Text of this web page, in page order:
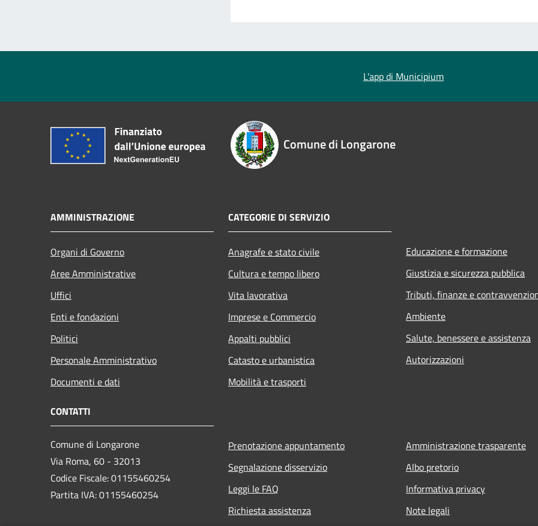
L'app di Municipium
Comune di Longarone
AMMINISTRAZIONE
Organi di Governo
Aree Amministrative
Uffici
Enti e fondazioni
Politici
Personale Amministrativo
Documenti e dati
CATEGORIE DI SERVIZIO
Anagrafe e stato civile
Cultura e tempo libero
Vita lavorativa
Imprese e Commercio
Appalti pubblici
Catasto e urbanistica
Mobilità e trasporti
Educazione e formazione
Giustizia e sicurezza pubblica
Tributi, finanze e
Ambiente
Salute, benessere e assistenza
Autorizzazioni
CONTATTI
Comune di Longarone
Via Roma, 60 - 32013
Codice Fiscale: 01155460254
Partita IVA: 01155460254
Prenotazione appuntamento
Segnalazione disservizio
Leggi le FAQ
Richiesta assistenza
Amministrazione trasparente
Albo pretorio
Informativa privacy
Note legali